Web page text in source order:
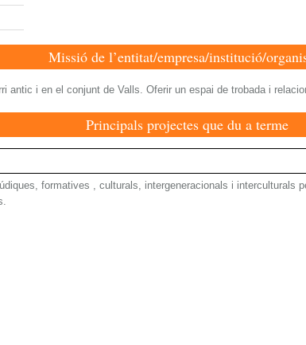
Missió de l’entitat/empresa/institució/
antic i en el conjunt de Valls. Oferir un espai de trobada i
Principals projectes que du a terme
formatives , culturals, intergeneracionals i interculturals